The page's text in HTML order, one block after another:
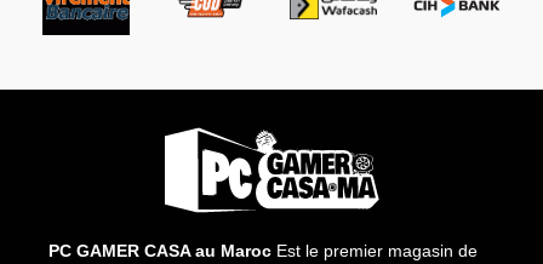
PC GAMER CASA au Maroc Est le premier magasin de